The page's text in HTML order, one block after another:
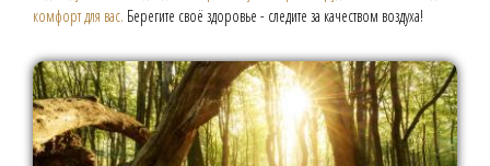
комфорт для вас. Берегите своё здоровье - следите за качеством воздуха!